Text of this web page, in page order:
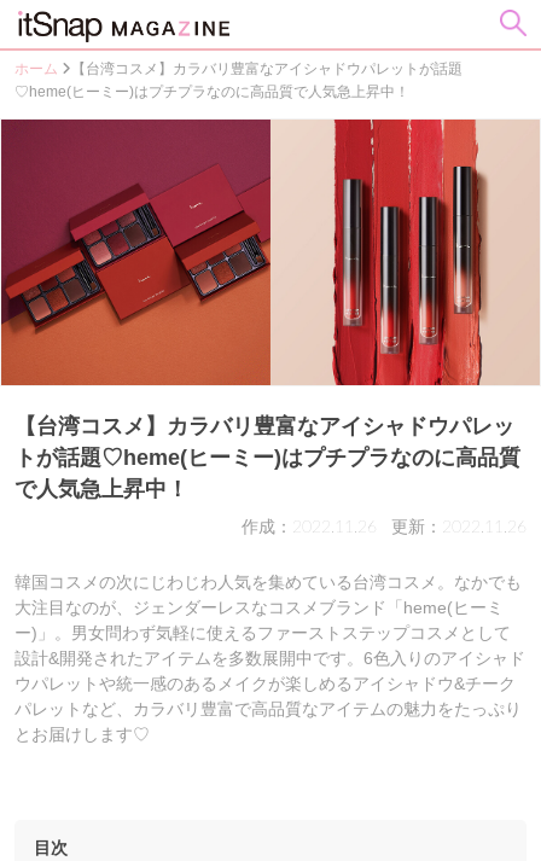
ホーム
【台湾コスメ】カラバリ豊富なアイシャドウパレットが話題
♡heme(ヒーミー)はプチプラなのに高品質で人気急上昇中！
【台湾コスメ】カラバリ豊富なアイシャドウパレッ
トが話題♡heme(ヒーミー)はプチプラなのに高品質
で人気急上昇中！
作成：2022.11.26 更新：2022.11.26
韓国コスメの次にじわじわ人気を集めている台湾コスメ。なかでも
大注目なのが、ジェンダーレスなコスメブランド「heme(ヒーミ
ー)」。男女問わず気軽に使えるファーストステップコスメとして
設計&開発されたアイテムを多数展開中です。6色入りのアイシャド
ウパレットや統一感のあるメイクが楽しめるアイシャドウ&チーク
パレットなど、カラバリ豊富で高品質なアイテムの魅力をたっぷり
とお届けします♡
目次